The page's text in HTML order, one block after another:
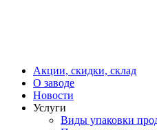
Акции, скидки, склад
О заводе
Новости
Услуги
Виды упаковки